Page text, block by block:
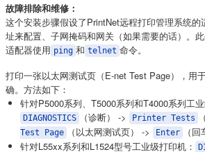
故障排除和维修：
这个安装步骤假设了PrintNet远程打印管理系统
址来配置、子网掩码和网关（如果需要的话）。
适配器使用 ping 和 telnet 命令。
打印一张以太网测试页（E-net Test Page），用
确。方法如下：
针对P5000系列、T5000系列和T4000系列工业
DIAGNOSTICS （诊断） -> Printer Tests
Test Page （以太网测试页） -> Enter （回
针对L55xx系列和L1524型号工业级打印机：